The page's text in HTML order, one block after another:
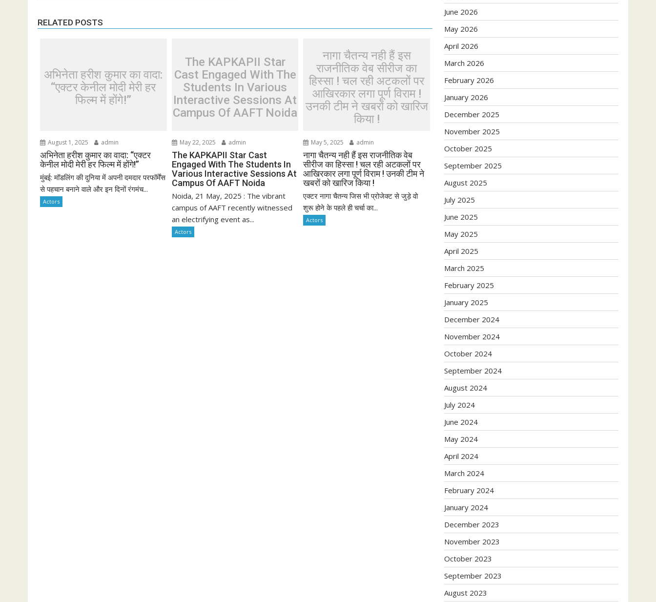
RELATED POSTS
अभिनेता हरीश कुमार का वादा:
“एक्टर केनील मोदी मेरी हर
फिल्म में होंगे!”
August 1, 2025 admin
अभिनेता हरीश कुमार का वादा: “एक्टर
केनील मोदी मेरी हर फिल्म में होंगे!”
मुंबई: मॉडलिंग की दुनिया में अपनी दमदार परफॉर्मेंस
से पहचान बनाने वाले और इन दिनों रंगमंच...
Actors
The KAPKAPII Star
Cast Engaged With The
Students In Various
Interactive Sessions At
Campus Of AAFT Noida
May 22, 2025 admin
The KAPKAPII Star Cast
Engaged With The Students In
Various Interactive Sessions At
Campus Of AAFT Noida
Noida, 21 May, 2025 : The vibrant
campus of AAFT recently witnessed
an electrifying event as...
Actors
नागा चैतन्य नही हैं इस
राजनीतिक वेब सीरीज का
हिस्सा ! चल रही अटकलों पर
आखिरकार लगा पूर्ण विराम !
उनकी टीम ने खबरों को खारिज
किया !
May 5, 2025 admin
नागा चैतन्य नही हैं इस राजनीतिक वेब
सीरीज का हिस्सा ! चल रही अटकलों पर
आखिरकार लगा पूर्ण विराम ! उनकी टीम ने
खबरों को खारिज किया !
एक्टर नागा चैतन्य जिस भी प्रोजेक्ट से जुड़े वो
शुरू होने के पहले ही चर्चा का...
Actors
June 2026
May 2026
April 2026
March 2026
February 2026
January 2026
December 2025
November 2025
October 2025
September 2025
August 2025
July 2025
June 2025
May 2025
April 2025
March 2025
February 2025
January 2025
December 2024
November 2024
October 2024
September 2024
August 2024
July 2024
June 2024
May 2024
April 2024
March 2024
February 2024
January 2024
December 2023
November 2023
October 2023
September 2023
August 2023